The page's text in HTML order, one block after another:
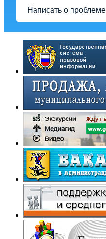
Написать о проблеме